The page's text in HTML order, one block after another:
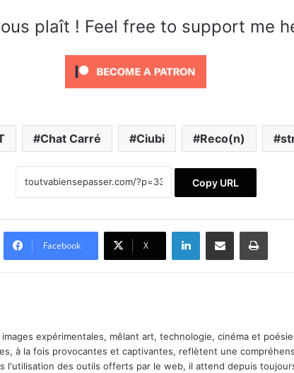
plaît ! Feel free to support me
Chat Carré Ciubi Reco(n)
Copy URL
Facebook X
LinkedinPartager par email
expérimentales, mêlant art, technologie, cinéma et
à la fois provocantes et captivantes, reflètent une
l'utilisation des outils offerts par le web, il attend depuis